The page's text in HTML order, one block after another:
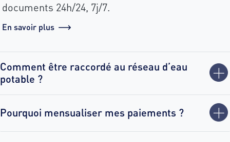
documents 24h/24, 7j/7.
En savoir plus
Comment être raccordé au réseau d’eau
potable ?
Pourquoi mensualiser mes paiements ?